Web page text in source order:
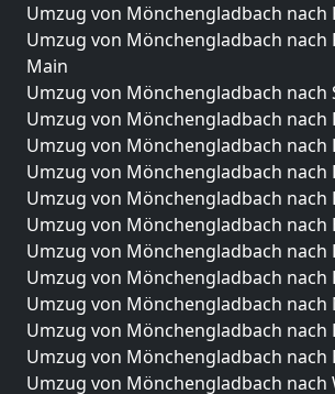
Umzug von Mönchengladbach nach
Umzug von Mönchengladbach nach
Main
Umzug von Mönchengladbach
Umzug von Mönchengladbach nach
Umzug von Mönchengladbach nach
Umzug von Mönchengladbach
Umzug von Mönchengladbach nach
Umzug von Mönchengladbach nach
Umzug von Mönchengladbach nach
Umzug von Mönchengladbach nach
Umzug von Mönchengladbach nach
Umzug von Mönchengladbach nach
Umzug von Mönchengladbach nach
Umzug von Mönchengladbach nach